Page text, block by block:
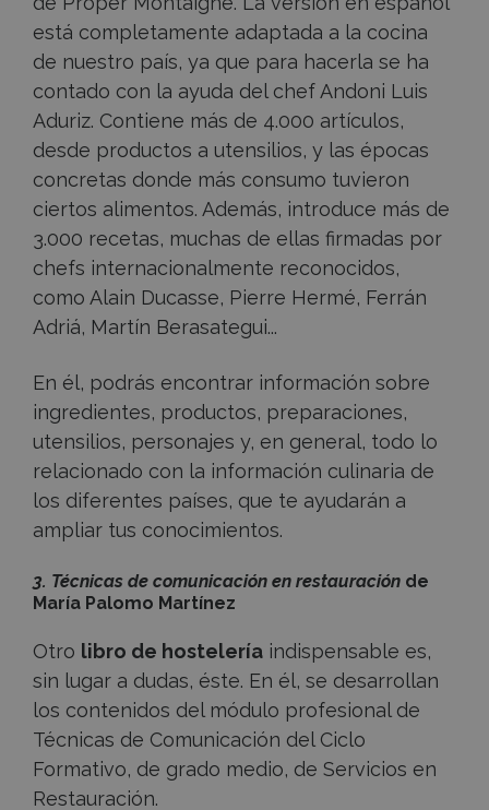
está completamente adaptada a la cocina
de nuestro país, ya que para hacerla se ha
contado con la ayuda del chef Andoni Luis
Aduriz. Contiene más de 4.000 artículos,
desde productos a utensilios, y las épocas
concretas donde más consumo tuvieron
ciertos alimentos. Además, introduce más de
3.000 recetas, muchas de ellas firmadas por
chefs internacionalmente reconocidos,
como Alain Ducasse, Pierre Hermé, Ferrán
Adriá, Martín Berasategui...
En él, podrás encontrar información sobre
ingredientes, productos, preparaciones,
utensilios, personajes y, en general, todo lo
relacionado con la información culinaria de
los diferentes países, que te ayudarán a
ampliar tus conocimientos.
3. Técnicas de comunicación en restauración de
María Palomo Martínez
Otro libro de hostelería indispensable es,
sin lugar a dudas, éste. En él, se desarrollan
los contenidos del módulo profesional de
Técnicas de Comunicación del Ciclo
Formativo, de grado medio, de Servicios en
Restauración.